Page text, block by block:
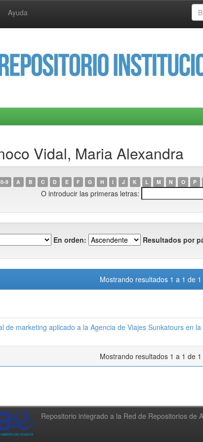
Ayuda
Vidal, Maria Alexandra
0-9 A B C D E F G H I J K L M N O P
O introducir las primeras letras:
En orden: Resultados por
Mostrando resultados 1 a 1 de 1
de marketing aplicado a la Agencia de Viajes Sunkatours en la
Mostrando resultados 1 a 1 de 1
Repositorio integrado a la Red de Repositorios de